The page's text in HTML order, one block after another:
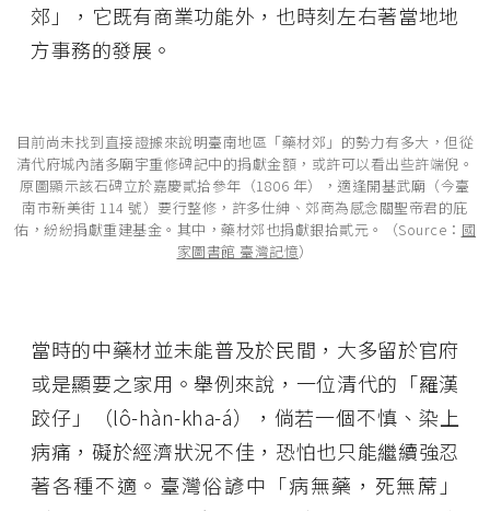
郊」，它既有商業功能外，也時刻左右著當地地
方事務的發展。
目前尚未找到直接證據來說明臺南地區「藥材郊」的勢力有多大，但從
清代府城內諸多廟宇重修碑記中的捐獻金額，或許可以看出些許端倪。
原圖顯示該石碑立於嘉慶貳拾參年（1806 年），適逢開基武廟（今臺
南市新美街 114 號）要行整修，許多仕紳、郊商為感念關聖帝君的庇
佑，紛紛捐獻重建基金。其中，藥材郊也捐獻銀拾貳元。（Source： 國
家圖書館 臺灣記憶）
當時的中藥材並未能普及於民間，大多留於官府
或是顯要之家用。舉例來說，一位清代的「羅漢
跤仔」（lô-hàn-kha-á），倘若一個不慎、染上
病痛，礙於經濟狀況不佳，恐怕也只能繼續強忍
著各種不適。臺灣俗諺中「病無藥，死無蓆」